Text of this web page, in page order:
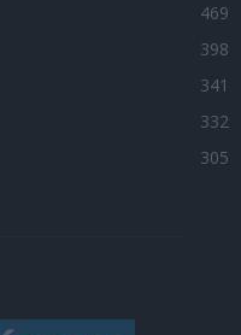
469
398
341
332
305